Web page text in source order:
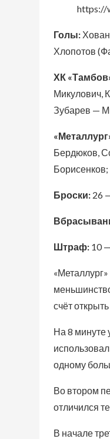
https://
Голы:
Хлопотов
ХК
Микулович,
Зубарев —
Бердюков,
Броски: 26
Штраф: 10
счёт
На 8 минуте
одному
Во втором
отличился
В начале